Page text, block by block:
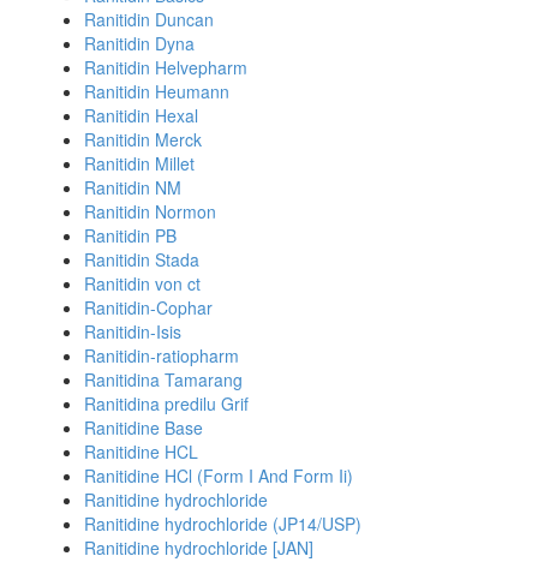
Ranitidin Duncan
Ranitidin Dyna
Ranitidin Helvepharm
Ranitidin Heumann
Ranitidin Hexal
Ranitidin Merck
Ranitidin Millet
Ranitidin NM
Ranitidin Normon
Ranitidin PB
Ranitidin Stada
Ranitidin von ct
Ranitidin-Cophar
Ranitidin-Isis
Ranitidin-ratiopharm
Ranitidina Tamarang
Ranitidina predilu Grif
Ranitidine Base
Ranitidine HCL
Ranitidine HCl (Form I And Form Ii)
Ranitidine hydrochloride
Ranitidine hydrochloride (JP14/USP)
Ranitidine hydrochloride [JAN]